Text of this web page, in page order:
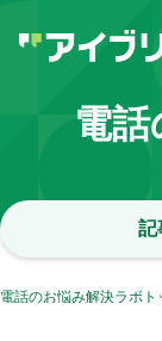
電
記
電話のお悩み解決ラボト